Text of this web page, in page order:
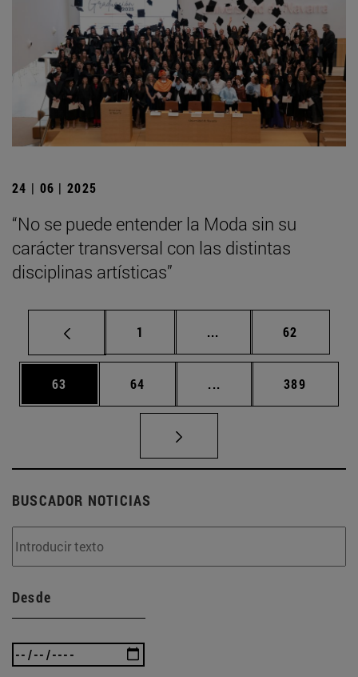
24 | 06 | 2025
“No se puede entender la Moda sin su
carácter transversal con las distintas
disciplinas artísticas”
Página
1 ... Páginas intermedias
Página
62
Página
63 Página
64 ... Páginas intermedias
Página
389
BUSCADOR NOTICIAS
Desde